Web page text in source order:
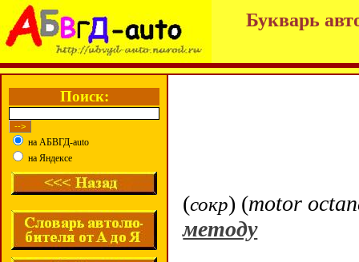
Букварь
Поиск:
на АБВГД-auto
на Яндексе
(сокр) (motor
методу